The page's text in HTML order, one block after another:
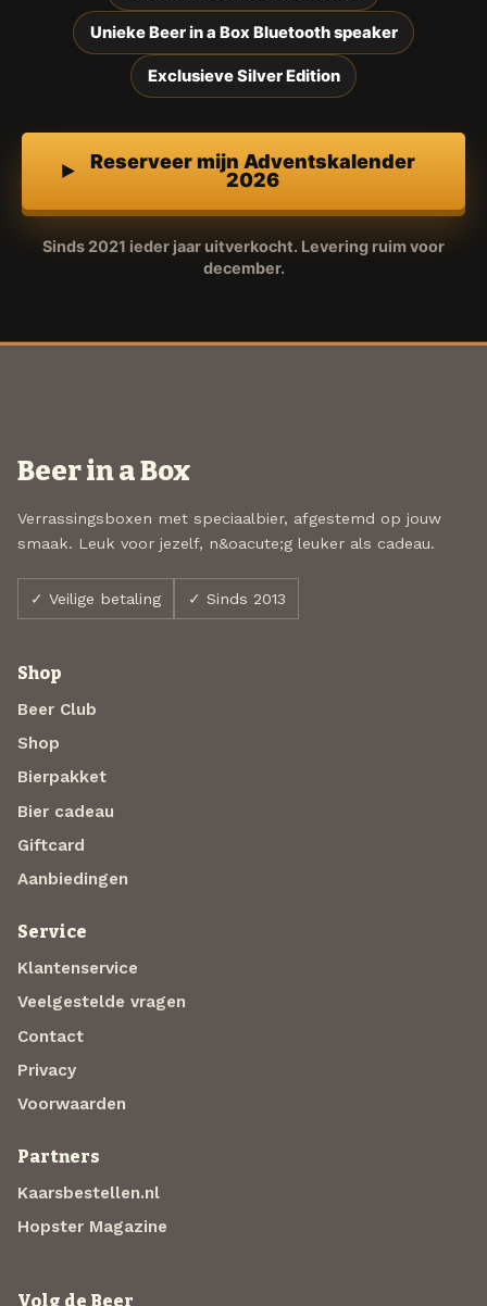
Unieke Beer in a Box Bluetooth speaker
Exclusieve Silver Edition
Reserveer mijn Adventskalender
2026
Sinds 2021 ieder jaar uitverkocht. Levering ruim voor
december.
Beer in a Box
Verrassingsboxen met speciaalbier, afgestemd op jouw
smaak. Leuk voor jezelf, n&oacute;g leuker als cadeau.
✓ Veilige betaling ✓ Sinds 2013
Shop
Beer Club
Shop
Bierpakket
Bier cadeau
Giftcard
Aanbiedingen
Service
Klantenservice
Veelgestelde vragen
Contact
Privacy
Voorwaarden
Partners
Kaarsbestellen.nl
Hopster Magazine
Volg de Beer